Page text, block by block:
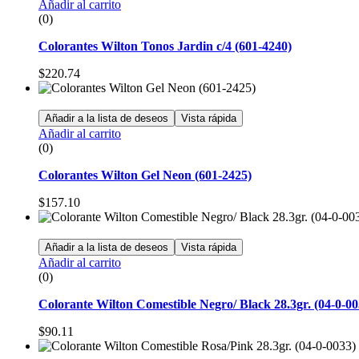
Añadir al carrito
(0)
Colorantes Wilton Tonos Jardin c/4 (601-4240)
$220.74
Añadir a la lista de deseos Vista rápida
Añadir al carrito
(0)
Colorantes Wilton Gel Neon (601-2425)
$157.10
Añadir a la lista de deseos Vista rápida
Añadir al carrito
(0)
Colorante Wilton Comestible Negro/ Black 28.3gr. (04-0-
$90.11